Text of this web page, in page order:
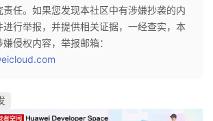
任。如果您发现本社区中有涉嫌抄袭的内
行举报，并提供相关证据，一经查实，本
侵权内容，举报邮箱：